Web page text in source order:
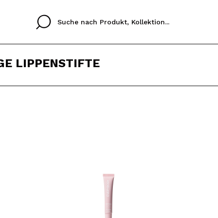
Durch die Erstellung
Einkäufe schnell
LIPPENSTIFTE